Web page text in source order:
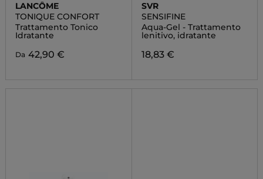
LANCÔME
TONIQUE CONFORT
Trattamento Tonico
Idratante
Da 42,90 €
SVR
SENSIFINE
Aqua-Gel - Trattamento
lenitivo, idratante
18,83 €